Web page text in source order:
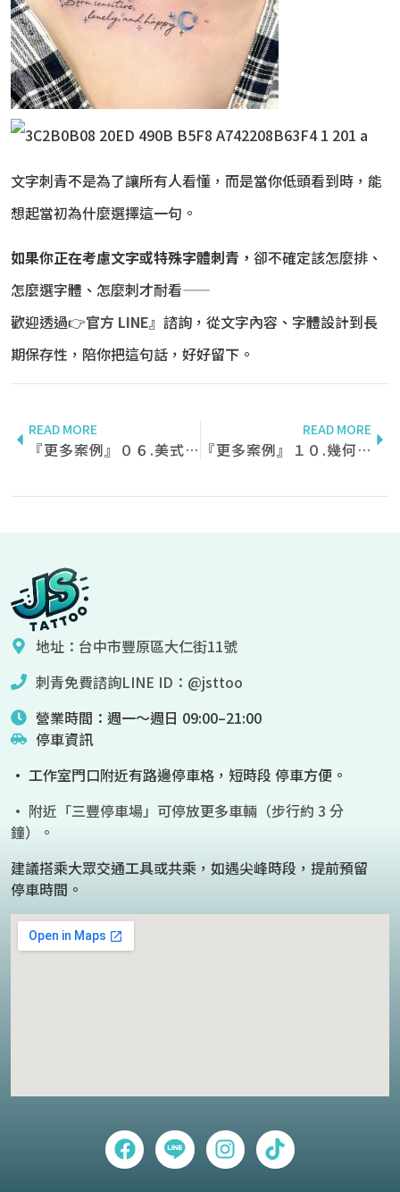
文字刺青不是為了讓所有人看懂，而是當你低頭看到時，能
想起當初為什麼選擇這一句。
如果你正在考慮文字或特殊字體刺青， 卻不確定該怎麼排、
怎麼選字體、怎麼刺才耐看——
歡迎透過👉官方 LINE』 諮詢，從文字內容、字體設計到長
期保存性，陪你把這句話，好好留下。
READ MORE
『更多案例』０６.美式設計刺青✨
READ MORE
『更多案例』１０.幾何與抽象風刺青✨
地址：台中市豐原區大仁街11號
刺青免費諮詢LINE ID：@jsttoo
營業時間：週一～週日 09:00–21:00
停車資訊
• 工作室門口附近有路邊停車格，短時段 停車方便。
• 附近「三豐停車場」可停放更多車輛（步行約 3 分
鐘）。
建議搭乘大眾交通工具或共乘，如遇尖峰時段，提前預留
停車時間。